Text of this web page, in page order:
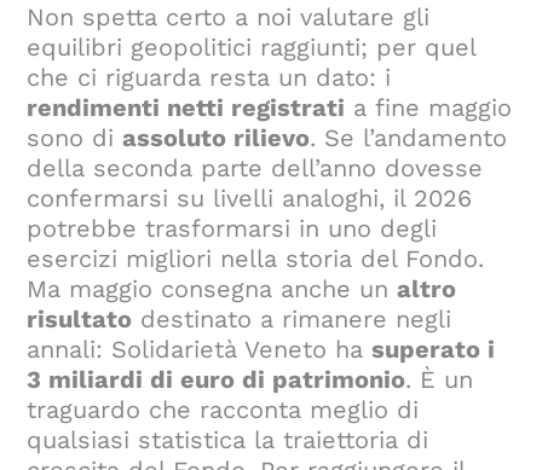
Non spetta certo a noi valutare gli
equilibri geopolitici raggiunti; per quel
che ci riguarda resta un dato: i
rendimenti netti registrati a fine maggio
sono diassoluto rilievo. Se l’andamento
della seconda parte dell’anno dovesse
confermarsi su livelli analoghi, il 2026
potrebbe trasformarsi in uno degli
esercizi migliori nella storia del Fondo.
Ma maggio consegna anche unaltro
risultato destinato a rimanere negli
annali: Solidarietà Veneto hasuperato i
3 miliardi di euro di patrimonio. È un
traguardo che racconta meglio di
qualsiasi statistica la traiettoria di